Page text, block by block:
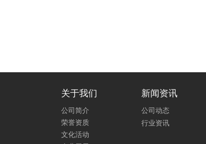
关于我们
公司简介
荣誉资质
文化活动
新闻资讯
公司动态
行业资讯